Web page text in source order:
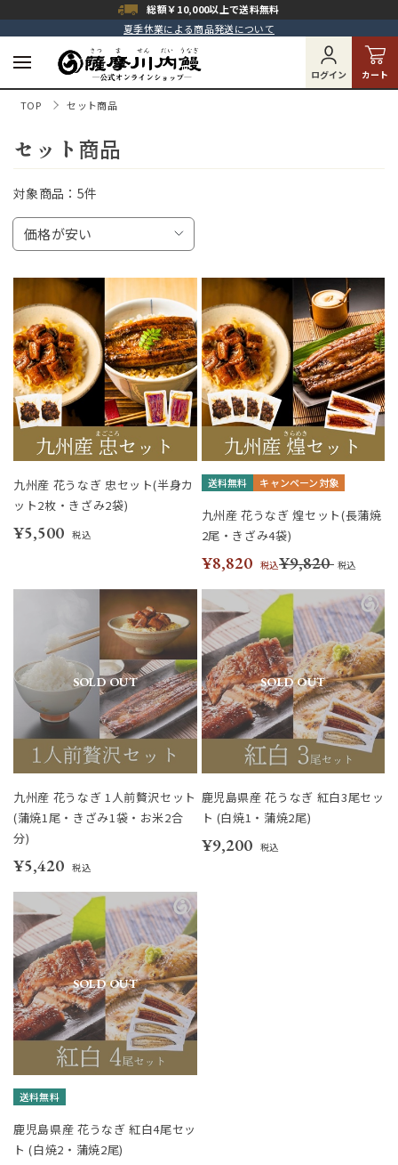
夏季休業による商品発送について
総額￥10,000以上で送料無料
ログイン カート
TOP セット商品
セット商品
対象商品： 5件
価格が安い
九州産 花うなぎ 忠セット(半身カ
ット2枚・きざみ2袋)
¥5,500 税込
送料無料 キャンペーン対象
九州産 花うなぎ 煌セット(長蒲焼
2尾・きざみ4袋)
¥8,820 税込¥9,820 税込
SOLD OUT
九州産 花うなぎ 1人前贅沢セット
(蒲焼1尾・きざみ1袋・お米2合
分)
¥5,420 税込
SOLD OUT
鹿児島県産 花うなぎ 紅白3尾セッ
ト (白焼1・蒲焼2尾)
¥9,200 税込
SOLD OUT
送料無料
鹿児島県産 花うなぎ 紅白4尾セッ
ト (白焼2・蒲焼2尾)